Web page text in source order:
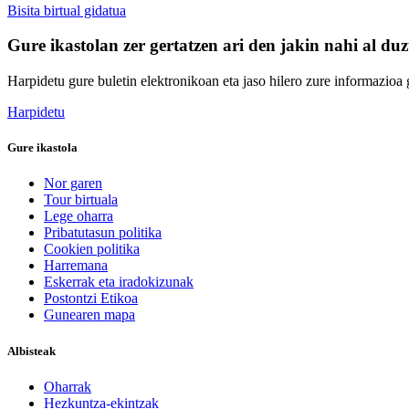
Bisita birtual gidatua
Gure ikastolan zer gertatzen ari den jakin nahi al
Harpidetu gure buletin elektronikoan eta jaso hilero zure informazioa
Harpidetu
Gure ikastola
Nor garen
Tour birtuala
Lege oharra
Pribatutasun politika
Cookien politika
Harremana
Eskerrak eta iradokizunak
Postontzi Etikoa
Gunearen mapa
Albisteak
Oharrak
Hezkuntza-ekintzak